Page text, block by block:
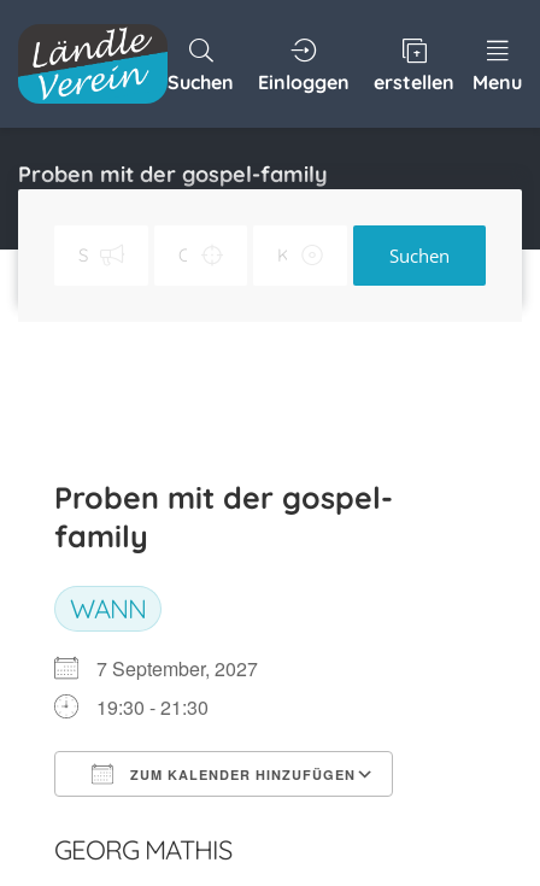
Suchen Einloggen erstellen Menu
Proben mit der gospel-family
Suchen
Proben mit der gospel-
family
WANN
7 September, 2027
19:30 - 21:30
ZUM KALENDER HINZUFÜGEN
GEORG MATHIS